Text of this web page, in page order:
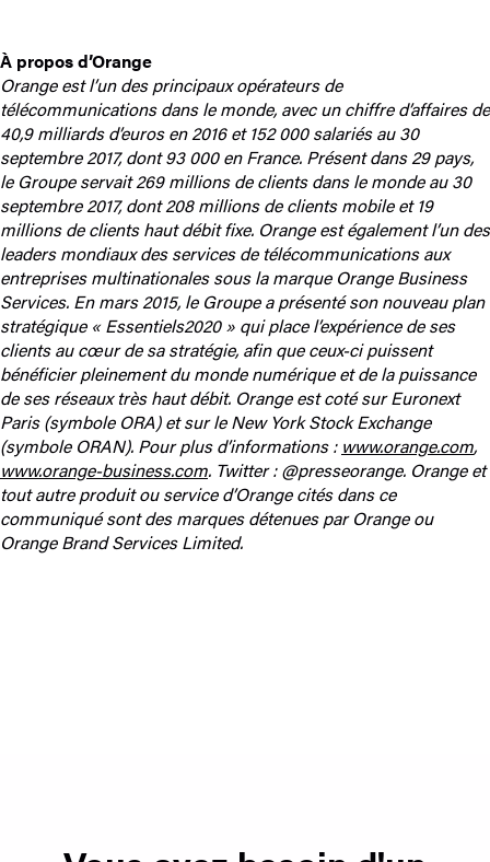
À propos d’Orange
Orange est l’un des principaux opérateurs de
télécommunications dans le monde, avec un chiffre d’affaires de
40,9 milliards d’euros en 2016 et 152 000 salariés au 30
septembre 2017, dont 93 000 en France. Présent dans 29 pays,
le Groupe servait 269 millions de clients dans le monde au 30
septembre 2017, dont 208 millions de clients mobile et 19
millions de clients haut débit fixe. Orange est également l’un des
leaders mondiaux des services de télécommunications aux
entreprises multinationales sous la marque Orange Business
Services. En mars 2015, le Groupe a présenté son nouveau plan
stratégique « Essentiels2020 » qui place l’expérience de ses
clients au cœur de sa stratégie, afin que ceux-ci puissent
bénéficier pleinement du monde numérique et de la puissance
de ses réseaux très haut débit. Orange est coté sur Euronext
Paris (symbole ORA) et sur le New York Stock Exchange
(symbole ORAN). Pour plus d’informations : www.orange.com,
www.orange-business.com. Twitter : @presseorange. Orange et
tout autre produit ou service d’Orange cités dans ce
communiqué sont des marques détenues par Orange ou
Orange Brand Services Limited.